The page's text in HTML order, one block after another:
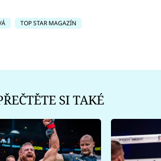
TOP STAR MAGAZÍN
SI TAKÉ